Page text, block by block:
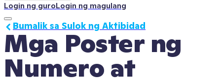
Login ng guroLogin ng magulang
Mga Poster ng
Numero at
Bumalik sa Sulok ng Aktibidad